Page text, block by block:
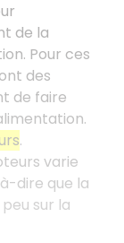
de la
Pour ces
des
de faire
.
varie
dire que la
sur la